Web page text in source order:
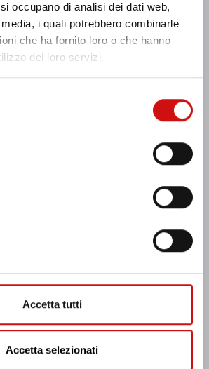
occupano di analisi dei dati web,
i quali potrebbero combinarle
che ha fornito loro o che hanno
dei loro servizi.
Accetta tutti
Accetta selezionati